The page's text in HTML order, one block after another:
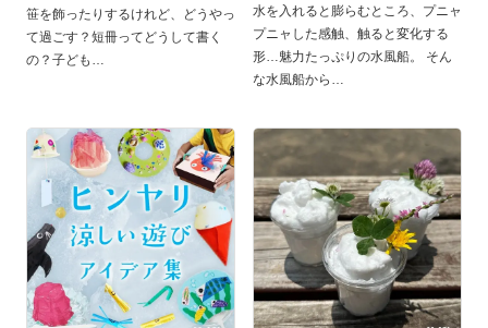
笹を飾ったりするけれど、どうやっ
て過ごす？短冊ってどうして書く
の？子ども
水を入れると膨らむところ、プニャ
プニャした感触、触ると変化する
形…魅力たっぷりの水風船。 そん
な水風船から